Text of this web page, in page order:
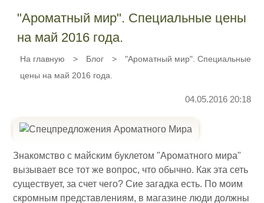
"Ароматный мир". Специальные цены
на май 2016 года.
На главную > Блог >
"Ароматный мир". Специальные
цены на май 2016 года.
04.05.2016 20:18
Знакомство с майским буклетом "Ароматного мира"
вызывает все тот же вопрос, что обычно. Как эта сеть
существует, за счет чего? Сие загадка есть. По моим
скромным представлениям, в магазине люди должны